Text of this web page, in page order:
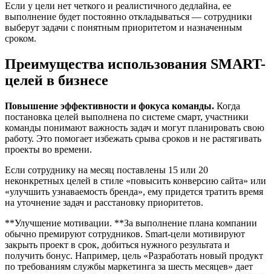
Если у цели нет четкого и реалистичного дедлайна, ее
выполнение будет постоянно откладываться — сотрудники
выберут задачи с понятным приоритетом и назначенным
сроком.
Преимущества использования SMART-
целей в бизнесе
Повышение эффективности и фокуса команды. Когда
постановка целей выполнена по системе смарт, участники
команды понимают важность задач и могут планировать свою
работу. Это помогает избежать срыва сроков и не растягивать
проекты во времени.
Если сотруднику на месяц поставлены 15 или 20
неконкретных целей в стиле «повысить конверсию сайта» или
«улучшить узнаваемость бренда», ему придется тратить время
на уточнение задач и расстановку приоритетов.
**Улучшение мотивации. **За выполнение плана компании
обычно премируют сотрудников. Smart-цели мотивируют
закрыть проект в срок, добиться нужного результата и
получить бонус. Например, цель «Разработать новый продукт
по требованиям службы маркетинга за шесть месяцев» дает